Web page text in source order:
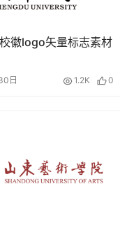
徽logo矢量标志素材
日 1.2K 0